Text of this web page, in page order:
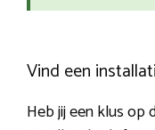
Vind een
Heb jij een klus op